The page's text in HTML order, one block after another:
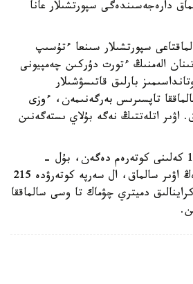
دارەجەسىندەگى سپورتشىلار عانا
سپورتشىلار سىنعا ءتۇسىپ
الەمنىڭ ءتورت دۇركىن چەمپيونى
بارلىق قاتىسۋشىلار
تاپسىرىس بەرگەنىمەن، ءوزى
اۋىر اتلەتتىڭ نەگە بۇلاي ىستەگەنىن
يلين جۇلقا كوتەرۋدە 180 كەلىنى كوتەرەم دەگەن، بۇل -
قارسىلاستار ىشىندەگى ەڭ اۋىر سالماق، ال سەرپە كوتەرۋدە 215
دميتري چۋماك تا وسى سالماققا